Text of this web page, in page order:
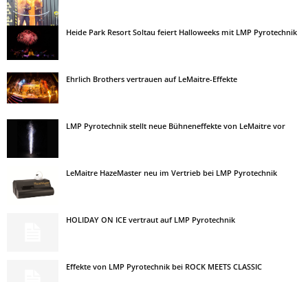
Heide Park Resort Soltau feiert Halloweeks mit LMP Pyrotechnik
Ehrlich Brothers vertrauen auf LeMaitre-Effekte
LMP Pyrotechnik stellt neue Bühneneffekte von LeMaitre vor
LeMaitre HazeMaster neu im Vertrieb bei LMP Pyrotechnik
HOLIDAY ON ICE vertraut auf LMP Pyrotechnik
Effekte von LMP Pyrotechnik bei ROCK MEETS CLASSIC